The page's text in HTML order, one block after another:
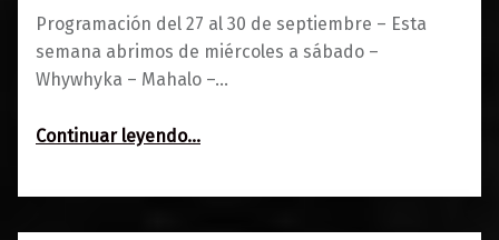
Programación del 27 al 30 de septiembre – Esta
semana abrimos de miércoles a sábado –
Whywhyka – Mahalo –…
Continuar leyendo“Programación del 27 al 30 de septiembre”
…